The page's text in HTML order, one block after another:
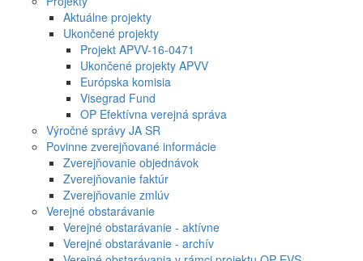
Aktuálne projekty
Ukončené projekty
Projekt APVV-16-0471
Ukončené projekty APVV
Európska komisia
Visegrad Fund
OP Efektívna verejná správa
Výročné správy JA SR
Povinne zverejňované informácie
Zverejňovanie objednávok
Zverejňovanie faktúr
Zverejňovanie zmlúv
Verejné obstarávanie
Verejné obstarávanie - aktívne
Verejné obstarávanie - archív